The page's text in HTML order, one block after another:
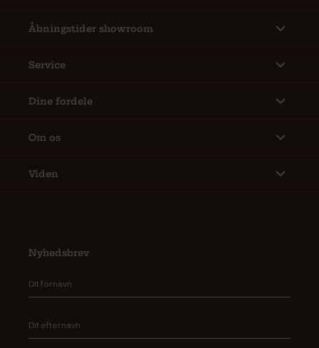
Åbningstider showroom
Service
Dine fordele
Om os
Viden
Nyhedsbrev